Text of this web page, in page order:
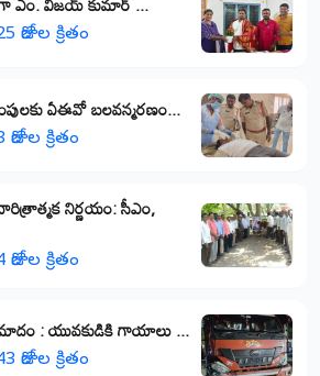
రోజుల క్రితం
ఏఈవో బలవన్మరణం...
రోజుల క్రితం
నిర్ణయం: సీఎం,
రోజుల క్రితం
: యువకుడికి గాయాలు ​...
రోజుల క్రితం